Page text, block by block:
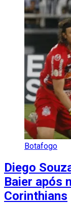
Botafogo
Diego
Baier após
Corinthians